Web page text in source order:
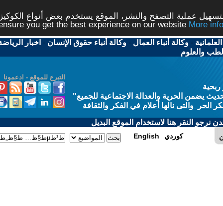
الموقع يستخدم بعض أنواع الكوكيز نرجو النقر على الزر
-وكالة أنباء حقوق الإنسان-اخبار الرياضة-اخبار
للجميع"
الفكر والثقافة
الموقع البديل